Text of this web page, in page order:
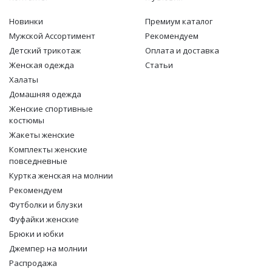
Новинки
Мужской Ассортимент
Детcкий трикотаж
Женская одежда
Халаты
Домашняя одежда
Женские спортивные
костюмы
Жакеты женские
Комплекты женские
повседневные
Куртка женская на молнии
Рекомендуем
Футболки и блузки
Фуфайки женские
Брюки и юбки
Джемпер на молнии
Распродажа
Премиум каталог
Рекомендуем
Оплата и доставка
Статьи